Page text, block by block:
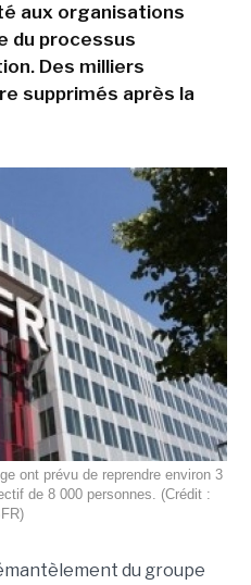
aux organisations
du processus
Des milliers
supprimés après la
ont prévu de reprendre environ 3
de 8 000 personnes. (Crédit :
du groupe